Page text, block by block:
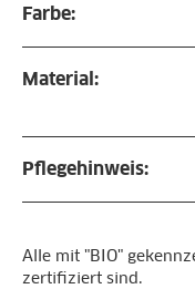
Farbe:
Material:
Pflegehinweis:
Alle mit "BIO"
zertifiziert sind.